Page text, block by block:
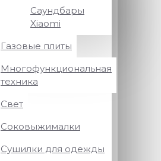
Саундбары
Xiaomi
Газовые плиты
Многофункциональная
техника
Свет
Соковыжималки
Сушилки для одежды